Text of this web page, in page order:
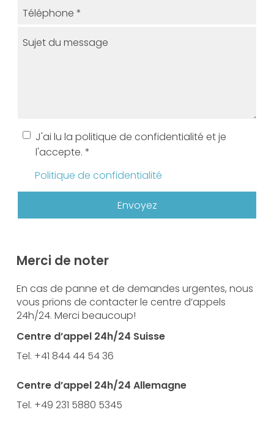
Téléphone *
Sujet du message
J'ai lu la politique de confidentialité et je
l'accepte. *
Politique de confidentialité
Envoyez
Merci de noter
En cas de panne et de demandes urgentes, nous
vous prions de contacter le centre d’appels
24h/24. Merci beaucoup!
Centre d’appel 24h/24 Suisse
Tel. +41 844 44 54 36
Centre d’appel 24h/24 Allemagne
Tel. +49 231 5880 5345